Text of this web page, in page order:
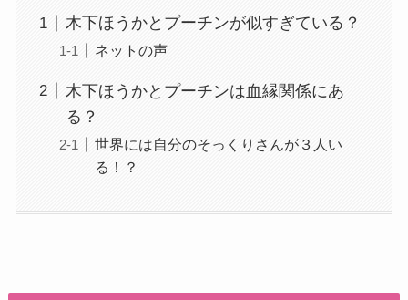
木下ほうかとプーチンが似すぎている？
ネットの声
木下ほうかとプーチンは血縁関係にあ
る？
世界には自分のそっくりさんが３人い
る！？